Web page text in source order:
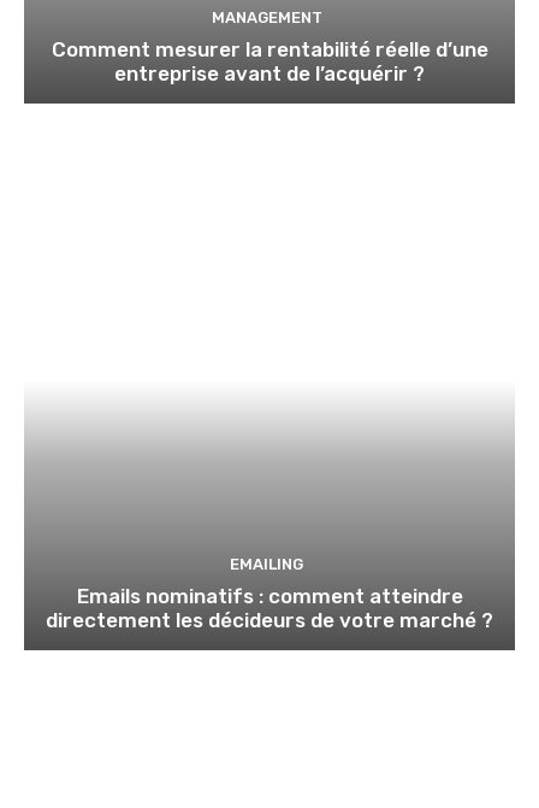
MANAGEMENT
Comment mesurer la rentabilité réelle d’une
entreprise avant de l’acquérir ?
EMAILING
Emails nominatifs : comment atteindre
directement les décideurs de votre marché ?